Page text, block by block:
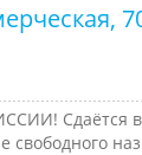
Сдаётся
свободного